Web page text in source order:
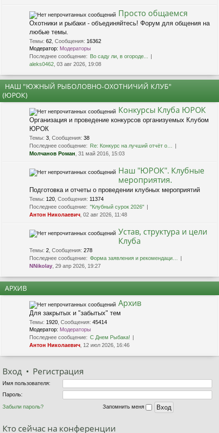
Просто общаемся
Охотники и рыбаки - объединяйтесь! Форум для общения на
любые темы.
Темы: 62 Сообщения: 16362
Модератор: Модераторы
Последнее сообщение: Во саду ли, в огороде...
aleks0462 , 03 авг 2026, 19:08
НАШ "ЮЖНЫЙ РЫБОЛОВНО-ОХОТНИЧИЙ КЛУБ"
(ЮРОК)
Конкурсы Клуба ЮРОК
Организация и проведение конкурсов организуемых Клубом
ЮРОК
Темы: 3 Сообщения: 38
Последнее сообщение: Re: Конкурс на лучший отчёт о…
Молчанов Роман , 31 май 2016, 15:03
Наш "ЮРОК". Клубные
мероприятия.
Подготовка и отчеты о проведении клубных мероприятий
Темы: 120 Сообщения: 11374
Последнее сообщение: "Клубный сурок 2026"
Антон Николаевич , 02 авг 2026, 11:48
Устав, структура и цели
Клуба
Темы: 2 Сообщения: 278
Последнее сообщение: Форма заявления и рекомендаци…
NNikolay , 29 апр 2026, 19:27
АРХИВ
Архив
Для закрытых и "забытых" тем
Темы: 1920 Сообщения: 45414
Модератор: Модераторы
Последнее сообщение: С Днем Рыбака!
Антон Николаевич , 12 июл 2026, 16:46
Вход • Регистрация
Имя пользователя:
Пароль:
Забыли пароль? Запомнить меня
Кто сейчас на конференции